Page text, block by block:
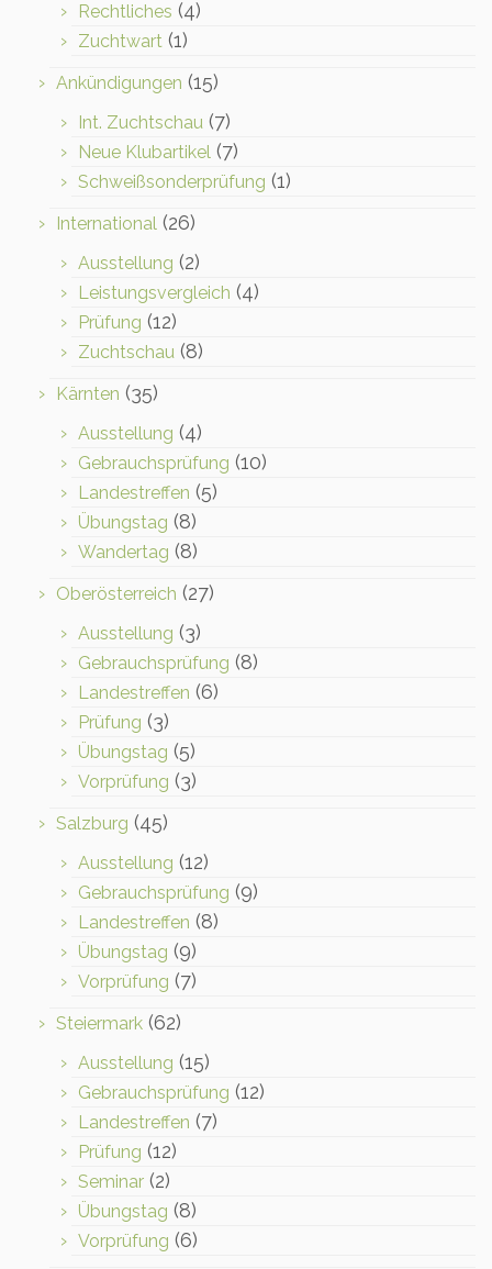
Rechtliches (4)
Zuchtwart (1)
Ankündigungen (15)
Int. Zuchtschau (7)
Neue Klubartikel (7)
Schweißsonderprüfung (1)
International (26)
Ausstellung (2)
Leistungsvergleich (4)
Prüfung (12)
Zuchtschau (8)
Kärnten (35)
Ausstellung (4)
Gebrauchsprüfung (10)
Landestreffen (5)
Übungstag (8)
Wandertag (8)
Oberösterreich (27)
Ausstellung (3)
Gebrauchsprüfung (8)
Landestreffen (6)
Prüfung (3)
Übungstag (5)
Vorprüfung (3)
Salzburg (45)
Ausstellung (12)
Gebrauchsprüfung (9)
Landestreffen (8)
Übungstag (9)
Vorprüfung (7)
Steiermark (62)
Ausstellung (15)
Gebrauchsprüfung (12)
Landestreffen (7)
Prüfung (12)
Seminar (2)
Übungstag (8)
Vorprüfung (6)